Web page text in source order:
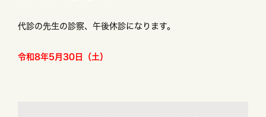
代診の先生の診察、午後休診になります。
令和8年5月30日（土）